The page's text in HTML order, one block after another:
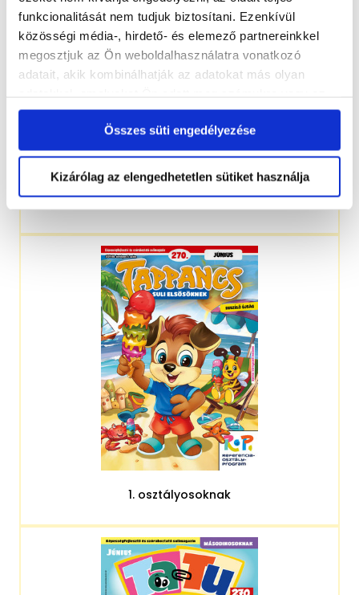
funkcionalitását nem tudjuk biztosítani. Ezenkívül
közösségi média-, hirdető- és elemező partnereinkkel
megosztjuk az Ön weboldalhasználatra vonatkozó
adatait, akik kombinálhatják az adatokat más olyan
Ön által használt más szolgáltatásokból gyűjtöttek.
Összes süti engedélyezése
Kizárólag az elengedhetetlen sütiket használja
4-7 éveseknek
1. osztályosoknak